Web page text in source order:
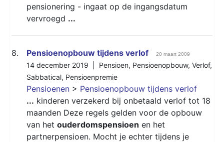
pensionering - ingaat op de ingangsdatum
vervroegd ...
8. Pensioenopbouw tijdens verlof 20 maart 2009
14 december 2019 | Pensioen, Pensioenopbouw, Verlof,
Sabbatical, Pensioenpremie
Pensioenen > Pensioenopbouw tijdens verlof
... kinderen verzekerd bij onbetaald verlof tot 18
maanden Deze regels gelden voor de opbouw
van het ouderdomspensioen en het
partnerpensioen. Mocht je echter tijdens je